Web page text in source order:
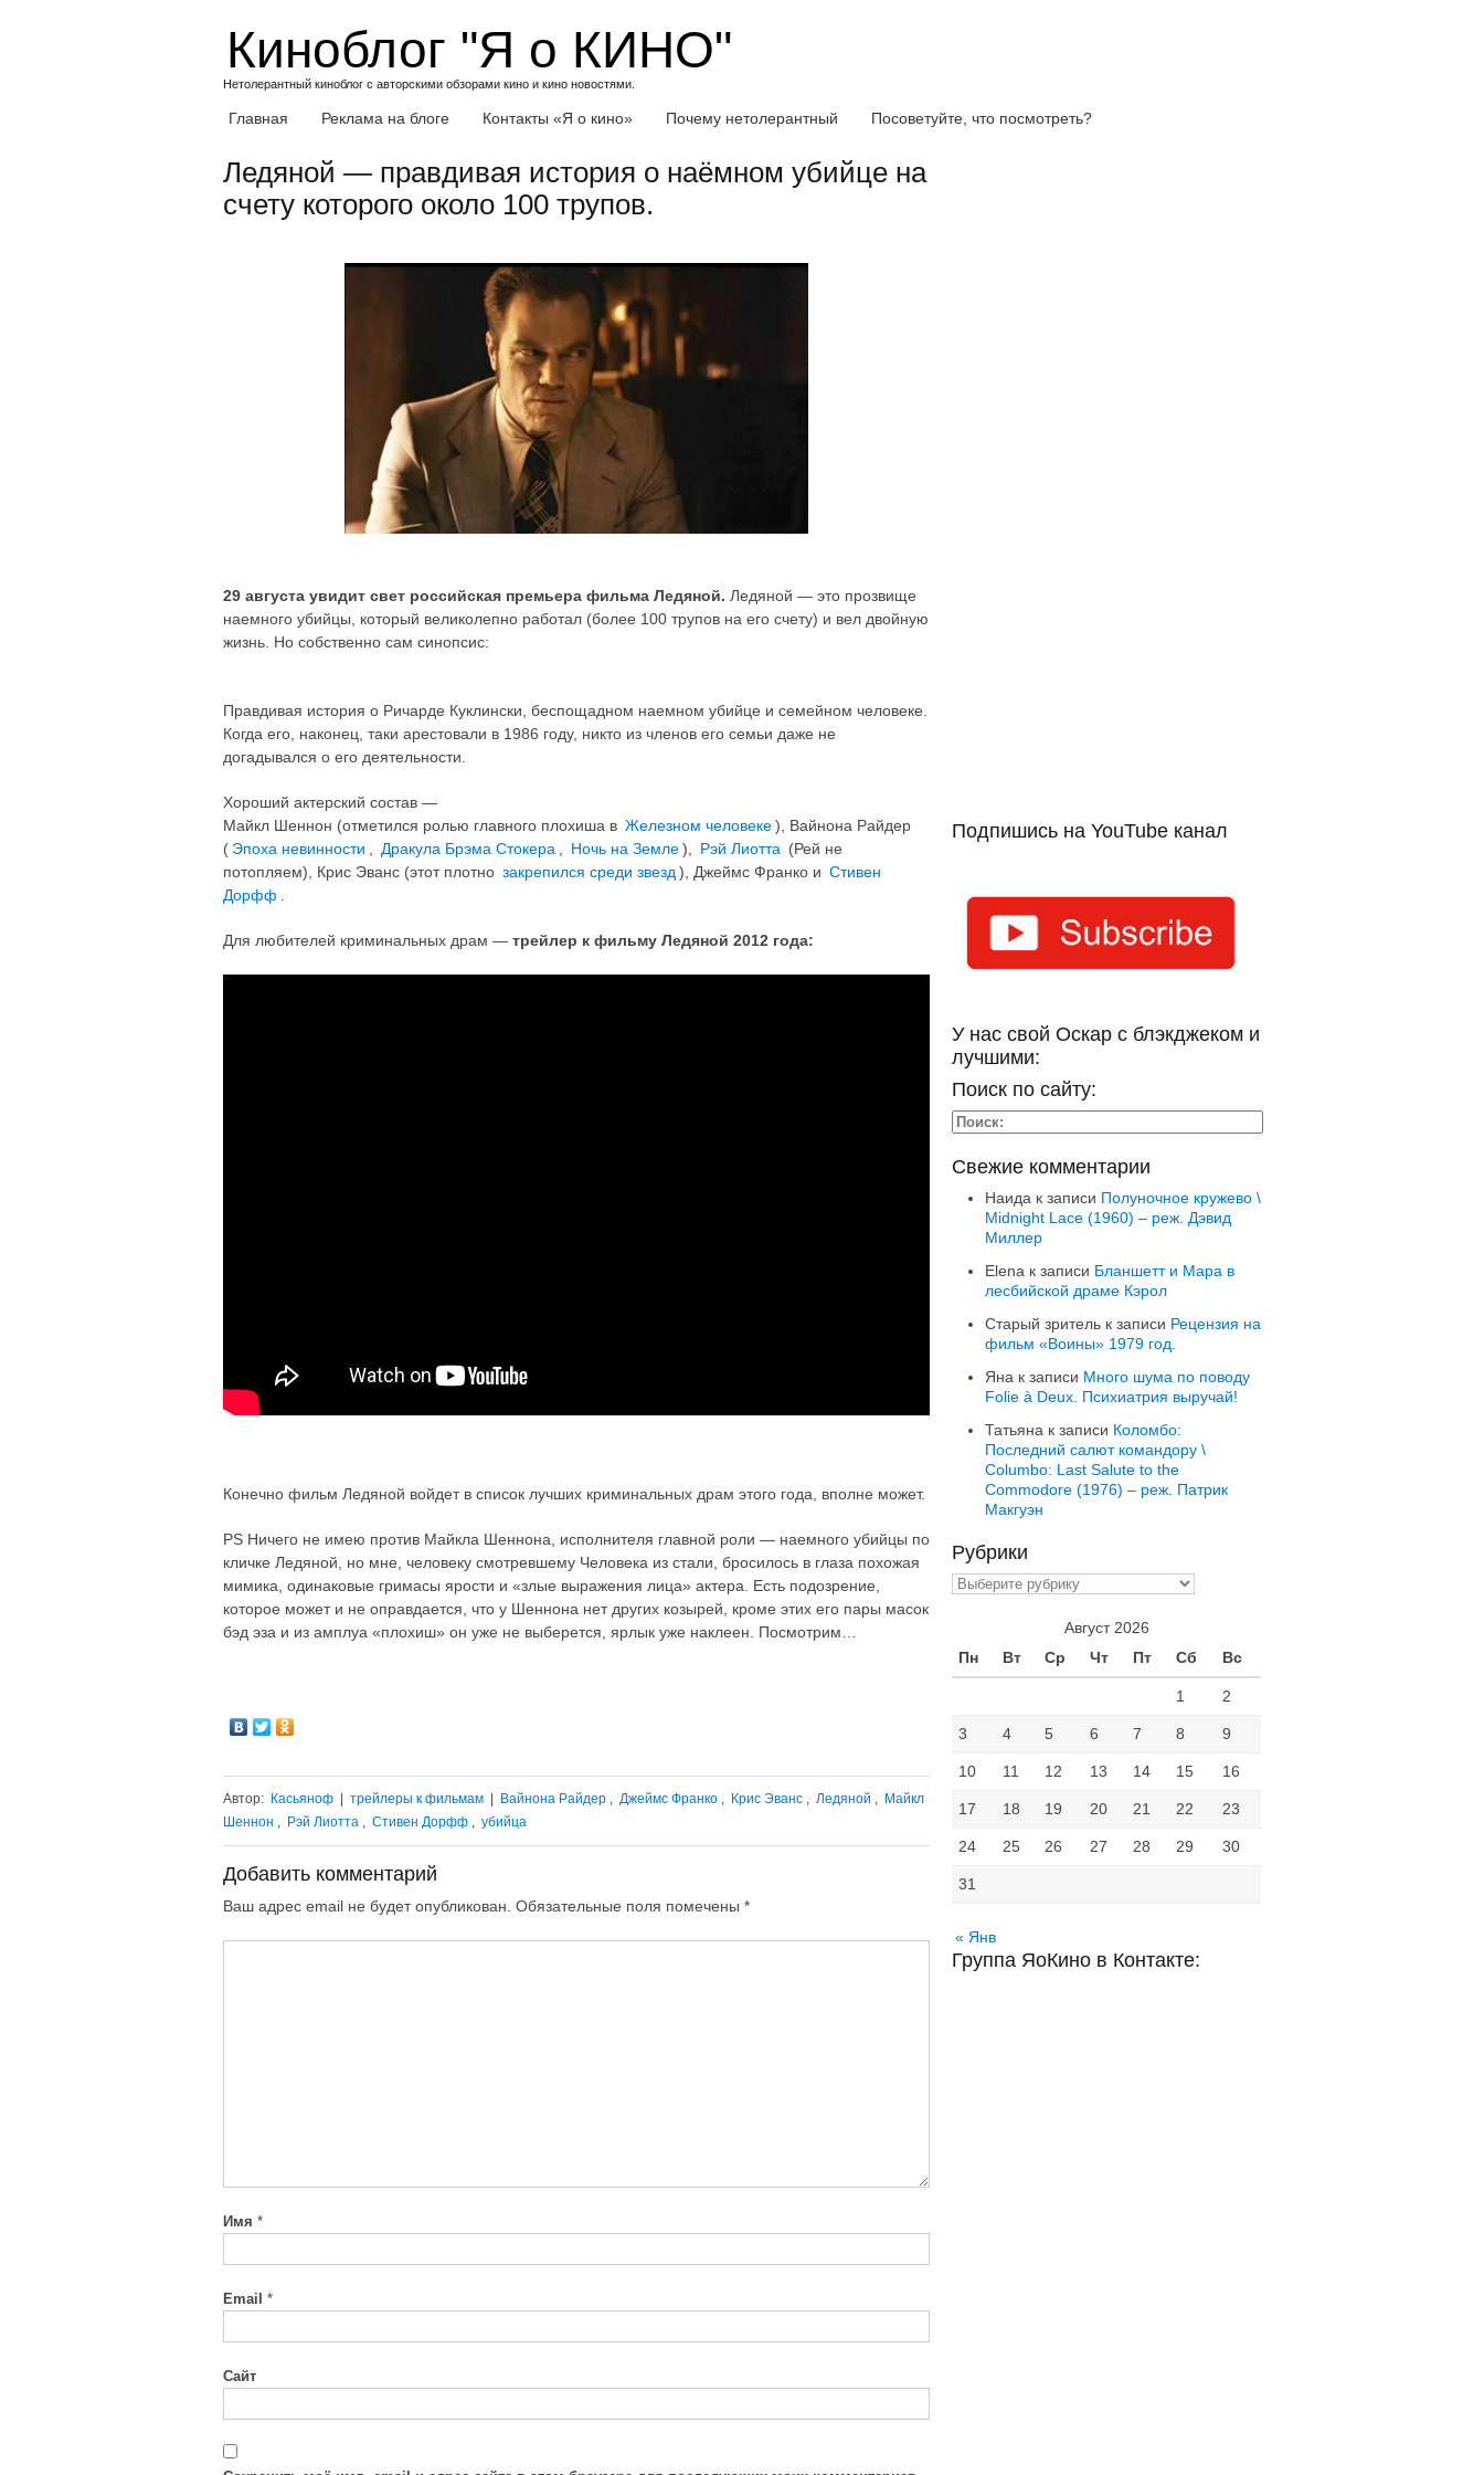
Киноблог "Я о КИНО"
Нетолерантный киноблог с авторскими обзорами кино и кино новостями.
Главная Реклама на блоге Контакты «Я о кино» Почему нетолерантный Посоветуйте, что посмотреть?
Ледяной — правдивая история о наёмном убийце на
счету которого около 100 трупов.
29 августа увидит свет российская премьера фильма Ледяной. Ледяной — это прозвище
наемного убийцы, который великолепно работал (более 100 трупов на его счету) и вел двойную
жизнь. Но собственно сам синопсис:
Правдивая история о Ричарде Куклински, беспощадном наемном убийце и семейном человеке.
Когда его, наконец, таки арестовали в 1986 году, никто из членов его семьи даже не
догадывался о его деятельности.
Хороший актерский состав —
Майкл Шеннон (отметился ролью главного плохиша в Железном человеке), Вайнона Райдер
( Эпоха невинности Дракула Брэма Стокера Ночь на Земле), Рэй Лиотта (Рей не
потопляем), Крис Эванс (этот плотно закрепился среди звезд ), Джеймс Франко и Стивен
Дорфф
Для любителей криминальных драм — трейлер к фильму Ледяной 2012 года:
Конечно фильм Ледяной войдет в список лучших криминальных драм этого года, вполне может.
PS Ничего не имею против Майкла Шеннона, исполнителя главной роли — наемного убийцы по
кличке Ледяной, но мне, человеку смотревшему Человека из стали, бросилось в глаза похожая
мимика, одинаковые гримасы ярости и «злые выражения лица» актера. Есть подозрение,
которое может и не оправдается, что у Шеннона нет других козырей, кроме этих его пары масок
бэд эза и из амплуа «плохиш» он уже не выберется, ярлык уже наклеен. Посмотрим…
Автор: Касьяноф трейлеры к фильмам Вайнона Райдер , Джеймс Франко , Крис Эванс , Ледяной , Майкл
Шеннон , Рэй Лиотта , Стивен Дорфф , убийца
Добавить комментарий
Ваш адрес email не будет опубликован. Обязательные поля помечены *
Имя *
Email *
Сайт
Подпишись на YouTube канал
У нас свой Оскар с блэкджеком и
лучшими:
Поиск по сайту:
Свежие комментарии
Наида к записи Полуночное кружево \
Midnight Lace (1960) – реж. Дэвид
Миллер
Elena к записи Бланшетт и Мара в
лесбийской драме Кэрол
Старый зритель к записи Рецензия на
фильм «Воины» 1979 год.
Яна к записи Много шума по поводу
Folie à Deux. Психиатрия выручай!
Татьяна к записи Коломбо:
Последний салют командору \
Columbo: Last Salute to the
Commodore (1976) – реж. Патрик
Макгуэн
Рубрики
Рубрики
Август 2026
Пн
Вт Ср Чт Пт Сб Вс
1 2
3 4 5 6 7 8 9
10 11 12 13 14 15 16
17 18 19 20 21 22 23
24 25 26 27 28 29 30
31
« Янв
Группа ЯоКино в Контакте: